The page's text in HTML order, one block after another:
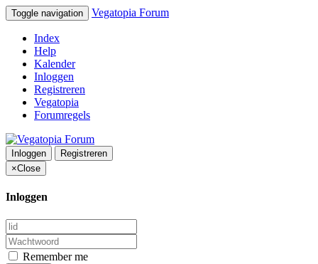
Toggle navigation Vegatopia Forum
Index
Help
Kalender
Inloggen
Registreren
Vegatopia
Forumregels
Inloggen
Registreren
×Close
Inloggen
Remember me